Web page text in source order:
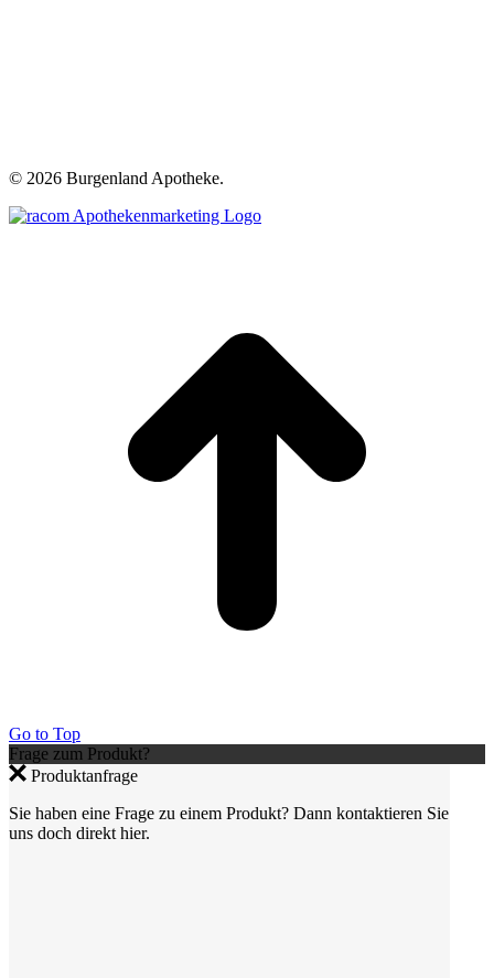
© 2026 Burgenland Apotheke.
Go to Top
Frage zum Produkt?
Produktanfrage
Sie haben eine Frage zu einem Produkt? Dann kontaktieren Sie
uns doch direkt hier.